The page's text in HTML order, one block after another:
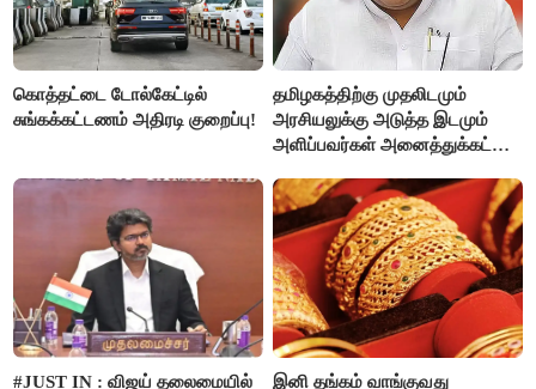
கொத்தட்டை டோல்கேட்டில்
சுங்கக்கட்டணம் அதிரடி குறைப்பு!
தமிழகத்திற்கு முதலிடமும்
அரசியலுக்கு அடுத்த இடமும்
அளிப்பவர்கள் அனைத்துக்கட்சி
பங்கேற்பார்கள் - மாணிக்கம்
தாகூர்..!!
#JUST IN : விஜய் தலைமையில்
இனி தங்கம் வாங்குவது